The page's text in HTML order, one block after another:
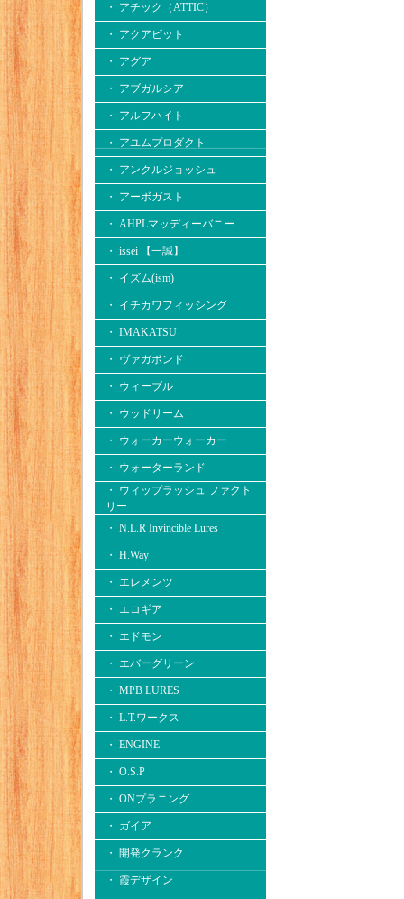
・ アチック（ATTIC）
・ アクアビット
・ アグア
・ アブガルシア
・ アルフハイト
・ アユムプロダクト
・ アンクルジョッシュ
・ アーボガスト
・ AHPLマッディーバニー
・ issei 【一誠】
・ イズム(ism)
・ イチカワフィッシング
・ IMAKATSU
・ ヴァガボンド
・ ウィーブル
・ ウッドリーム
・ ウォーカーウォーカー
・ ウォーターランド
・ ウィップラッシュ ファクト
リー
・ N.L.R Invincible Lures
・ H.Way
・ エレメンツ
・ エコギア
・ エドモン
・ エバーグリーン
・ MPB LURES
・ L.T.ワークス
・ ENGINE
・ O.S.P
・ ONプラニング
・ ガイア
・ 開発クランク
・ 霞デザイン